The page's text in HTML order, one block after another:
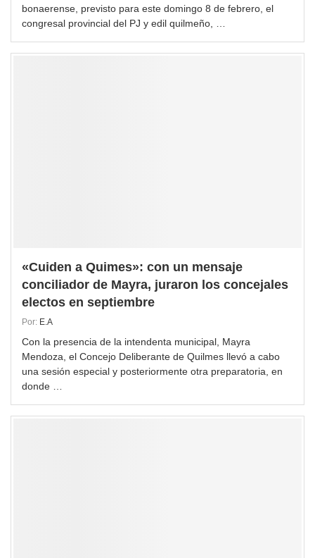
bonaerense, previsto para este domingo 8 de febrero, el
congresal provincial del PJ y edil quilmeño, …
«Cuiden a Quimes»: con un mensaje
conciliador de Mayra, juraron los concejales
electos en septiembre
Por: E.A
Con la presencia de la intendenta municipal, Mayra
Mendoza, el Concejo Deliberante de Quilmes llevó a cabo
una sesión especial y posteriormente otra preparatoria, en
donde …